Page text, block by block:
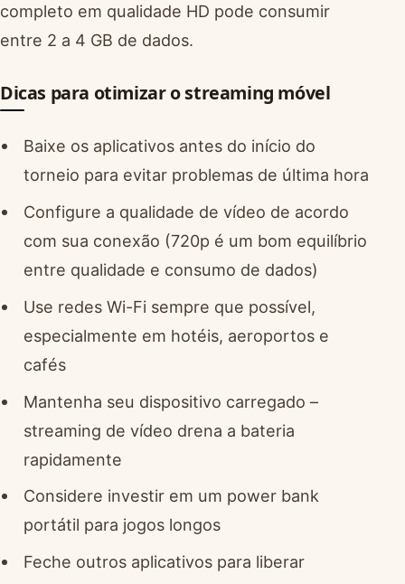
completo em qualidade HD pode consumir
entre 2 a 4 GB de dados.
Dicas para otimizar o streaming móvel
Baixe os aplicativos antes do início do
torneio para evitar problemas de última hora
Configure a qualidade de vídeo de acordo
com sua conexão (720p é um bom equilíbrio
entre qualidade e consumo de dados)
Use redes Wi-Fi sempre que possível,
especialmente em hotéis, aeroportos e
cafés
Mantenha seu dispositivo carregado –
streaming de vídeo drena a bateria
rapidamente
Considere investir em um power bank
portátil para jogos longos
Feche outros aplicativos para liberar